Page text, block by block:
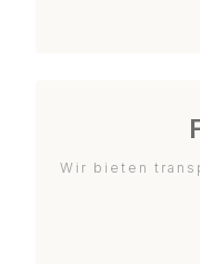
Wir bieten